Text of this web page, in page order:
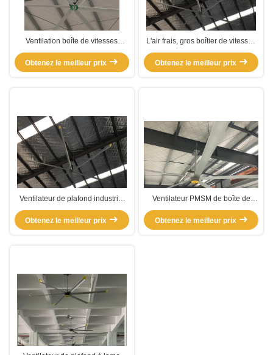
Ventilation boîte de vitesses
Poteaux moteur monté ventilateur
de plafond HVLS pour la maison
Obtenez le meilleur prix
L'air frais, gros boîtier de vitesses
de 1,5 kW, moteur, ventilateur
électrique.
Obtenez le meilleur prix
Ventilateur de plafond industriel
de 50 tours par minute
Obtenez le meilleur prix
Ventilateur PMSM de boîte de
vitesses
Obtenez le meilleur prix